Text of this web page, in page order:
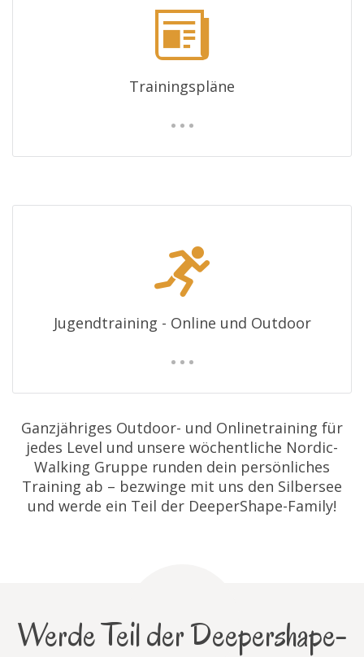
Trainingspläne
Jugendtraining - Online und Outdoor
Ganzjähriges Outdoor- und Onlinetraining für
jedes Level und unsere wöchentliche Nordic-
Walking Gruppe runden dein persönliches
Training ab – bezwinge mit uns den Silbersee
und werde ein Teil der DeeperShape-Family!
Werde Teil der Deepershape-